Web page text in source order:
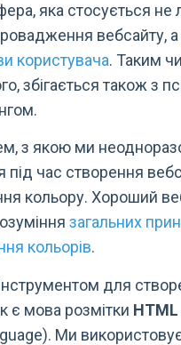
яка стосується
вебсайту, а
користувача. Таким
збігається також з
з якою ми
під час створення
кольору. Хороший
загальних
кольорів.
для
є мова розмітки HTML
Ми